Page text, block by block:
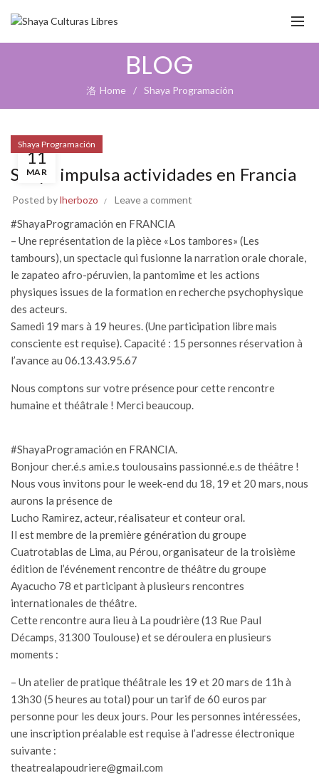
BLOG
Home Shaya Programación
11
MAR
Shaya Programación
Shaya impulsa actividades en Francia
Posted bylherbozo Leave a comment
#ShayaProgramación en FRANCIA
– Une représentation de la pièce «Los tambores» (Les
tambours), un spectacle qui fusionne la narration orale chorale,
le zapateo afro-péruvien, la pantomime et les actions
physiques issues de la formation en recherche psychophysique
des acteurs.
Samedi 19 mars à 19 heures. (Une participation libre mais
consciente est requise). Capacité : 15 personnes réservation à
l’avance au 06.13.43.95.67
Nous comptons sur votre présence pour cette rencontre
humaine et théâtrale ! Merci beaucoup.
#ShayaProgramación en FRANCIA.
Bonjour cher.é.s ami.e.s toulousains passionné.e.s de théâtre !
Nous vous invitons pour le week-end du 18, 19 et 20 mars, nous
aurons la présence de
Lucho Ramirez, acteur, réalisateur et conteur oral.
Il est membre de la première génération du groupe
Cuatrotablas de Lima, au Pérou, organisateur de la troisième
édition de l’événement rencontre de théâtre du groupe
Ayacucho 78 et participant à plusieurs rencontres
internationales de théâtre.
Cette rencontre aura lieu à La poudrière (13 Rue Paul
Décamps, 31300 Toulouse) et se déroulera en plusieurs
moments :
– Un atelier de pratique théâtrale les 19 et 20 mars de 11h à
13h30 (5 heures au total) pour un tarif de 60 euros par
personne pour les deux jours. Pour les personnes intéressées,
une inscription préalable est requise à l’adresse électronique
suivante :
theatrealapoudriere@gmail.com
TEATRO
DE
DE
–
1,
No
DE JULIA
EN EL
UN
CON
24, 2025